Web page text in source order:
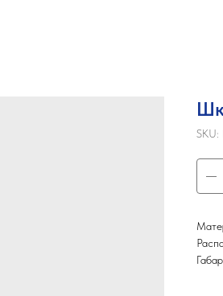
SKU: